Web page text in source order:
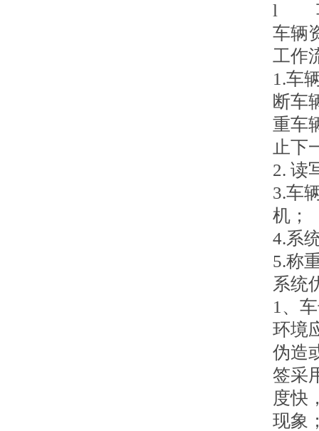
l 车
车辆
工作
1.车
断车
重车
止下
2. 读
3.车
机；
4.系
5.称
系统
1、
环境
伪造
签采
度快
现象